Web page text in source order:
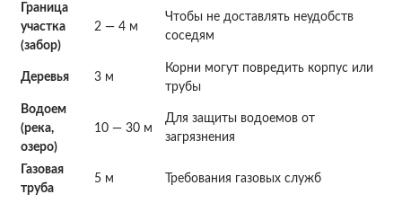
Граница
участка
(забор)
2 — 4 м
Чтобы не доставлять неудобств
соседям
Деревья 3 м
Корни могут повредить корпус или
трубы
Водоем
(река,
озеро)
10 — 30 м
Для защиты водоемов от
загрязнения
Газовая
труба
5 м Требования газовых служб